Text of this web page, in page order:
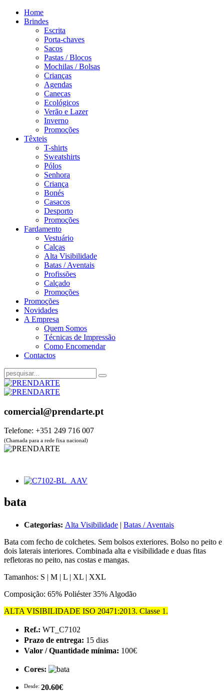
Home
Brindes
Escrita
Porta-chaves
Sacos
Pastas / Blocos
Mochilas / Bolsas
Crianças
Agendas
Canecas
Ecológicos
Verão e Lazer
Inverno
Promoções
Têxteis
T-shirts
Sweatshirts
Pólos
Senhora
Criança
Bonés
Casacos
Desporto
Promoções
Fardamento
Vestuário
Calças
Alta Visibilidade
Batas / Aventais
Profissões
Calçado
Promoções
Promoções
Novidades
A Empresa
Quem Somos
Técnicas de Impressão
Como Encomendar
Contactos
comercial@prendarte.pt
Telefone: +351 249 716 007
(Chamada para a rede fixa nacional)
bata
Categorias: Alta Visibilidade | Batas / Aventais
Bata com fecho de colchetes. Sem bolsos exteriores. Bolso no peito e
dois laterais interiores. Combinada alta e visibilidade e duas fitas
refletoras no peito, nas costas e mangas.
Tamanhos: S | M | L | XL | XXL
Composição: 65% Poliéster 35% Algodão
ALTA VISIBILIDADE ISO 20471:2013. Classe 1.
Ref.: WT_C7102
Prazo de entrega: 15 dias
Valor / Quantidade mínima: 100€
Cores:
Desde: 20.60€